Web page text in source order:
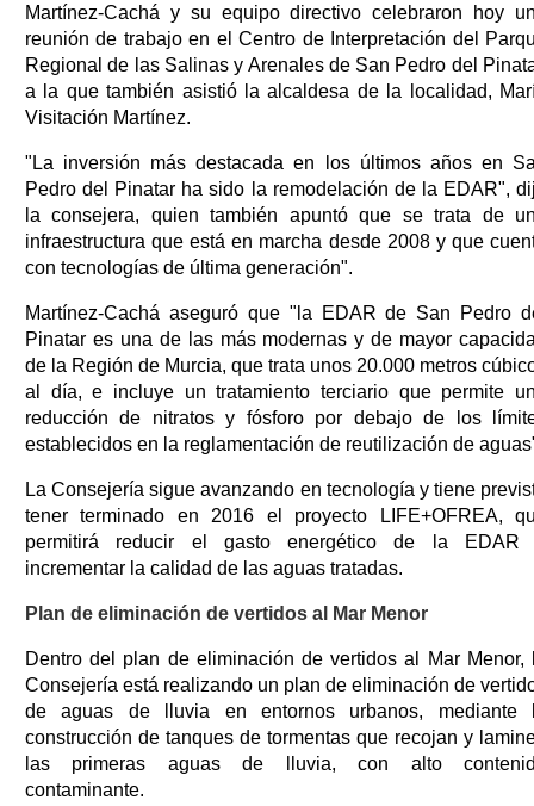
Martínez-Cachá y su equipo directivo celebraron hoy
reunión de trabajo en el Centro de Interpretación del
Regional de las Salinas y Arenales de San Pedro del
a la que también asistió la alcaldesa de la localidad,
Visitación Martínez.
"La inversión más destacada en los últimos años en
Pedro del Pinatar ha sido la remodelación de la EDAR",
la consejera, quien también apuntó que se trata de
infraestructura que está en marcha desde 2008 y que
con tecnologías de última generación".
Martínez-Cachá aseguró que "la EDAR de San Pedro
Pinatar es una de las más modernas y de mayor
de la Región de Murcia, que trata unos 20.000 metros
al día, e incluye un tratamiento terciario que permite
reducción de nitratos y fósforo por debajo de los
establecidos en la reglamentación de reutilización de
La Consejería sigue avanzando en tecnología y tiene
tener terminado en 2016 el proyecto LIFE+OFREA,
permitirá reducir el gasto energético de la EDAR
incrementar la calidad de las aguas tratadas.
Plan de eliminación de vertidos al Mar Menor
Dentro del plan de eliminación de vertidos al Mar Menor,
Consejería está realizando un plan de eliminación de
de aguas de lluvia en entornos urbanos, mediante
construcción de tanques de tormentas que recojan y
las primeras aguas de lluvia, con alto
contaminante.